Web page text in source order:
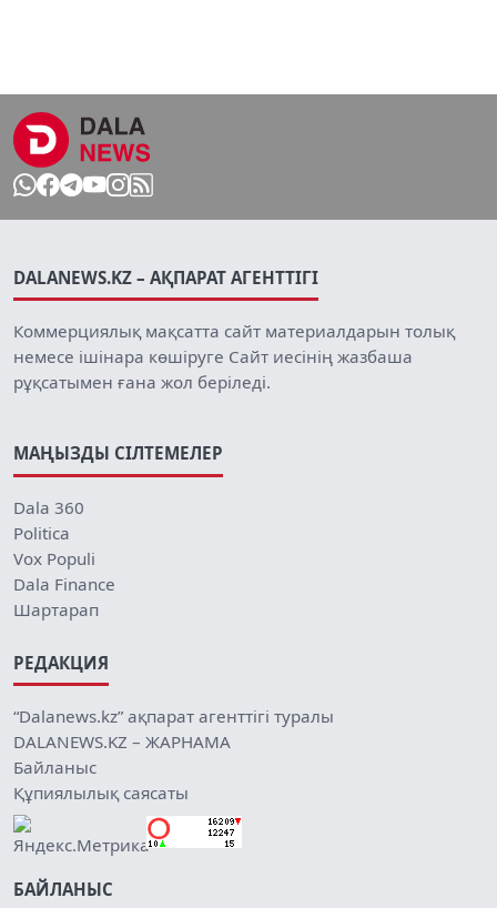
DALANEWS.KZ – АҚПАРАТ АГЕНТТІГІ
Коммерциялық мақсатта сайт материалдарын толық
немесе ішінара көшіруге Сайт иесінің жазбаша
рұқсатымен ғана жол беріледі.
МАҢЫЗДЫ СІЛТЕМЕЛЕР
Dala 360
Politica
Vox Populi
Dala Finance
Шартарап
РЕДАКЦИЯ
“Dalanews.kz” ақпарат агенттігі туралы
DALANEWS.KZ – ЖАРНАМА
Байланыс
Құпиялылық саясаты
БАЙЛАНЫС